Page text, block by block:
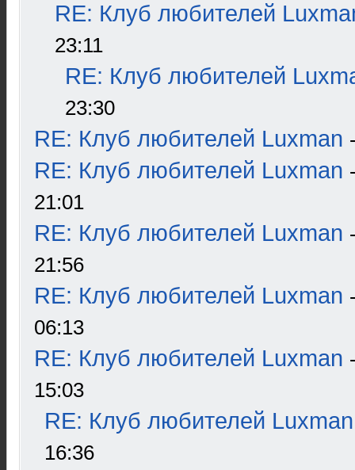
RE: Клуб любителей
23:11
RE: Клуб любителей
23:30
RE: Клуб любителей Luxman
RE: Клуб любителей Luxman
21:01
RE: Клуб любителей Luxman
21:56
RE: Клуб любителей Luxman
06:13
RE: Клуб любителей Luxman
15:03
RE: Клуб любителей Luxman
16:36